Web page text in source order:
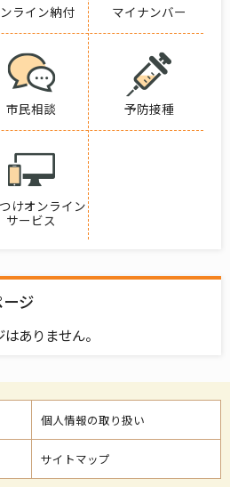
ライン納付 マイナンバー
市民相談 予防接種
けオンライン
サービス
ジ
ありません。
個人情報の取り扱い
サイトマップ